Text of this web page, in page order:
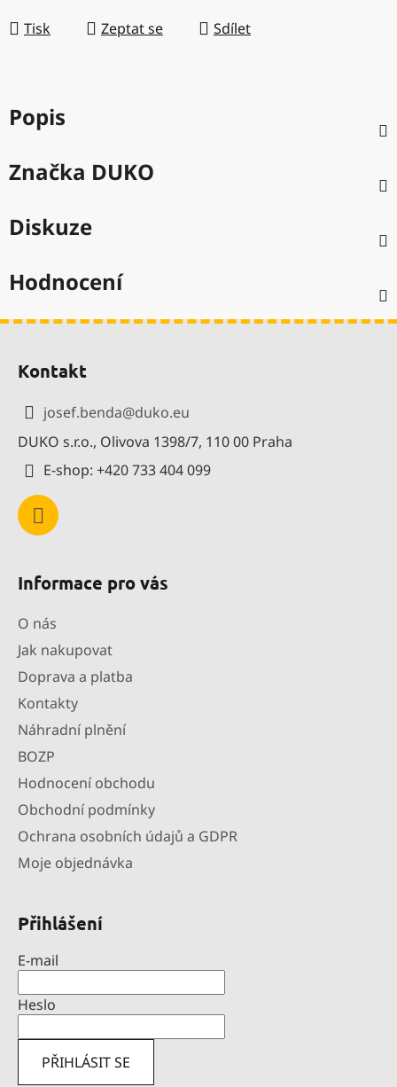
Tisk Zeptat se Sdílet
Popis
Značka DUKO
Diskuze
Hodnocení
Kontakt
josef.benda@duko.eu
DUKO s.r.o., Olivova 1398/7, 110 00 Praha
E-shop: +420 733 404 099
Informace pro vás
O nás
Jak nakupovat
Doprava a platba
Kontakty
Náhradní plnění
BOZP
Hodnocení obchodu
Obchodní podmínky
Ochrana osobních údajů a GDPR
Moje objednávka
Přihlášení
E-mail
Heslo
PŘIHLÁSIT SE